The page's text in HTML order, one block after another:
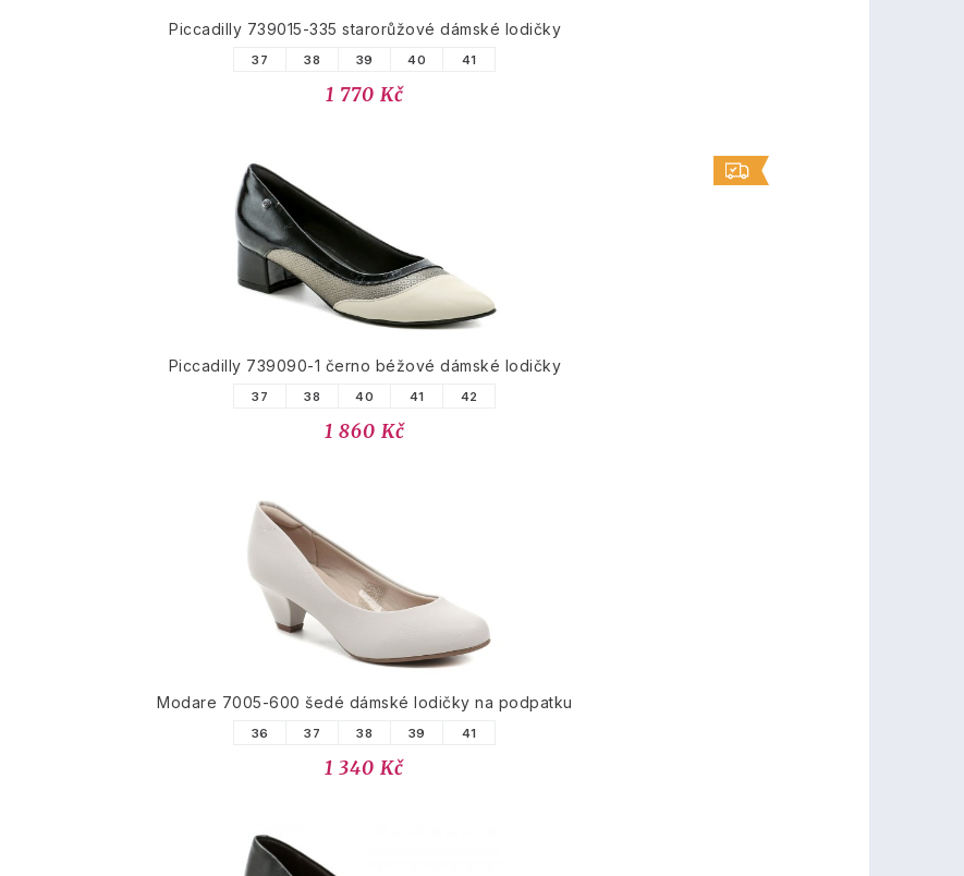
Piccadilly 739015-335 starorůžové dámské lodičky
37 38 39 40 41
1 770 Kč
Piccadilly 739090-1 černo béžové dámské lodičky
37 38 40 41 42
1 860 Kč
Modare 7005-600 šedé dámské lodičky na podpatku
36 37 38 39 41
1 340 Kč